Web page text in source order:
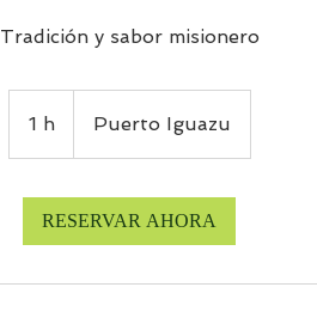
Tradición y sabor misionero
1 h1 Puerto Iguazu
RESERVAR AHORA